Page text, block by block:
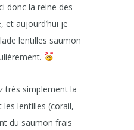
donc la reine des
et aujourd’hui je
lentilles saumon
très simplement la
les lentilles (corail,
du saumon frais